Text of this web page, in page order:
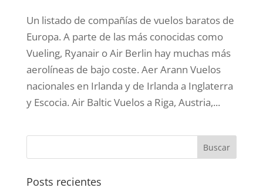
Un listado de compañías de vuelos baratos de
Europa. A parte de las más conocidas como
Vueling, Ryanair o Air Berlin hay muchas más
aerolíneas de bajo coste. Aer Arann Vuelos
nacionales en Irlanda y de Irlanda a Inglaterra
y Escocia. Air Baltic Vuelos a Riga, Austria,...
Posts recientes